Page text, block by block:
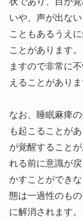
いや、声が出な
こともあるうえ
ことがあります
ますので非常に
えることがありま
なお、睡眠麻痺
も起こることが
が覚醒すること
れる前に意識が
かすことができ
態は一過性のも
に解消されます。